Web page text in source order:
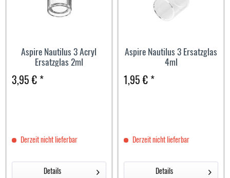
Aspire Nautilus 3 Acryl
Ersatzglas 2ml
3,95 € *
Derzeit nicht lieferbar
Details
Aspire Nautilus 3 Ersatzglas
4ml
1,95 € *
Derzeit nicht lieferbar
Details